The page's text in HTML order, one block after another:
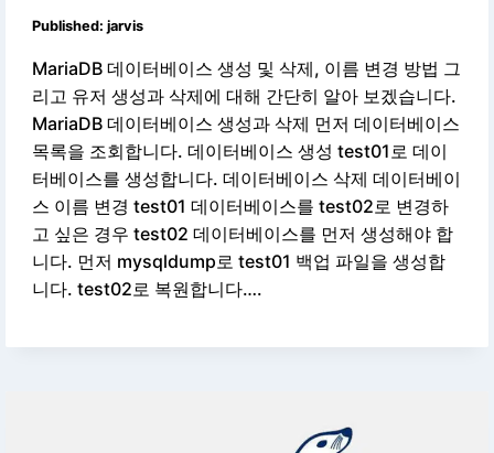
Published: jarvis
MariaDB 데이터베이스 생성 및 삭제, 이름 변경 방법 그
리고 유저 생성과 삭제에 대해 간단히 알아 보겠습니다.
MariaDB 데이터베이스 생성과 삭제 먼저 데이터베이스
목록을 조회합니다. 데이터베이스 생성 test01로 데이
터베이스를 생성합니다. 데이터베이스 삭제 데이터베이
스 이름 변경 test01 데이터베이스를 test02로 변경하
고 싶은 경우 test02 데이터베이스를 먼저 생성해야 합
니다. 먼저 mysqldump로 test01 백업 파일을 생성합
니다. test02로 복원합니다….